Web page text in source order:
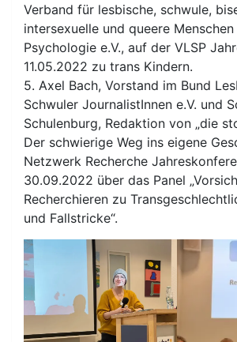
Verband für lesbische, schwule,
intersexuelle und queere
Psychologie e.V., auf der VLSP
11.05.2022 zu trans Kindern.
5. Axel Bach, Vorstand im Bund
Schwuler JournalistInnen e.V. und
Schulenburg, Redaktion von „die
Der schwierige Weg ins eigene
Netzwerk Recherche
30.09.2022 über das Panel
Recherchieren zu
und Fallstricke“.